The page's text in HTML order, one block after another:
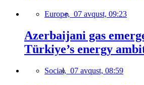
Europe, 07 avqust, 09:23
Azerbaijani gas
Türkiye’s energy
Social, 07 avqust, 08:59